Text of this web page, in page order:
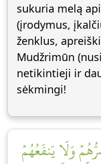
sukuria melą
(įrodymus,
ženklus,
Mudžrimūn
netikintieji ir
sėkmingi!
وَلَا يَنفَعُهُمۡ